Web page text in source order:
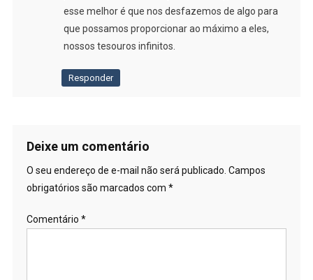
esse melhor é que nos desfazemos de algo para
que possamos proporcionar ao máximo a eles,
nossos tesouros infinitos.
Responder
Deixe um comentário
O seu endereço de e-mail não será publicado. Campos
obrigatórios são marcados com *
Comentário *